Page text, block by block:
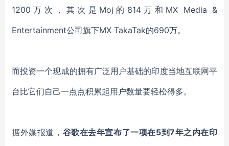
1200万次，其次是 Moj 的 814万和 MX Media &
Entertainment公司旗下MX TakaTak的690万。
而投资一个现成的拥有广泛用户基础的印度当地互联网平
台比它们自己一点点积累起用户数量要轻松得多。
据外媒报道， 谷歌在去年宣布了一项在5到7年之内在印